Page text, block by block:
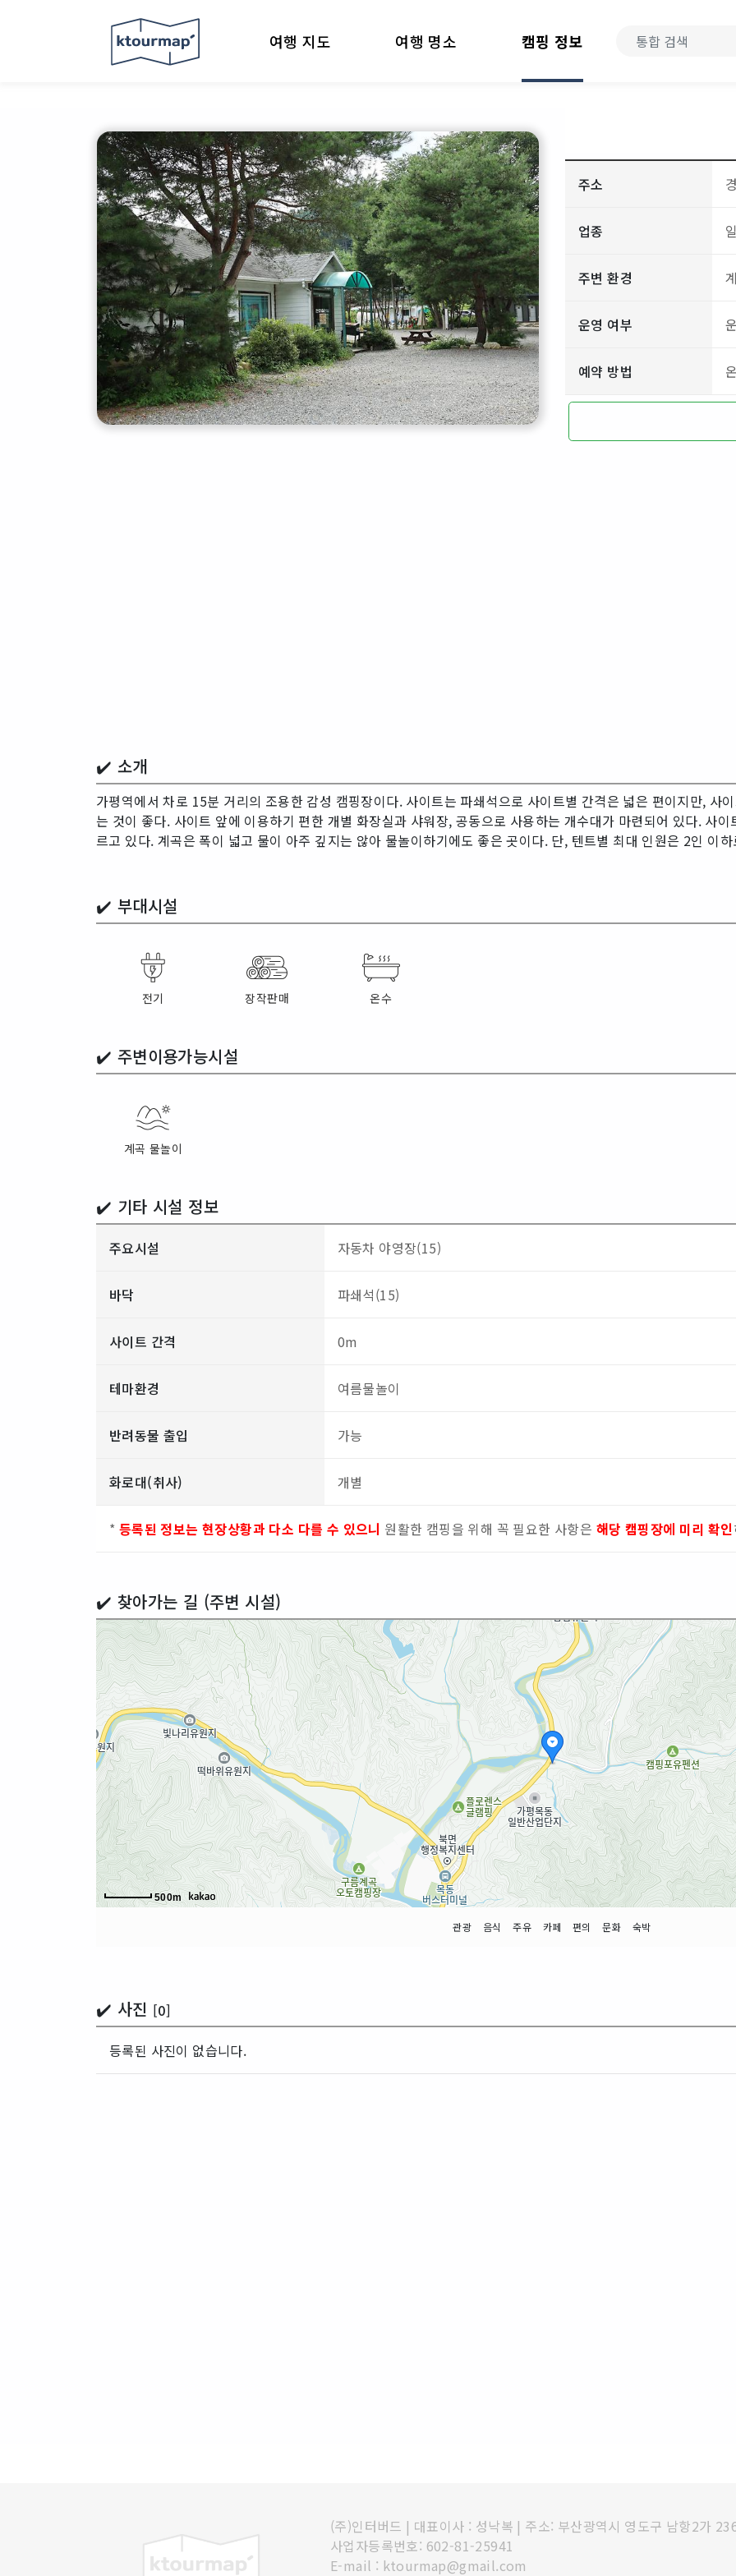
여행 지도 여행 명소 캠핑 정보
주소
업종
주변 환경
운영 여부
예약 방법
✔️ 소개
가평역에서 차로 15분 거리의 조용한 감성 캠핑장이다. 사이트는 파쇄석으로 사이트별 간격은 넓은 편이지만, 사
는 것이 좋다. 사이트 앞에 이용하기 편한 개별 화장실과 샤워장, 공동으로 사용하는 개수대가 마련되어 있다. 사
르고 있다. 계곡은 폭이 넓고 물이 아주 깊지는 않아 물놀이하기에도 좋은 곳이다. 단, 텐트별 최대 인원은 2인 이
✔️ 부대시설
전기 장작판매 온수
✔️ 주변이용가능시설
계곡 물놀이
✔️ 기타 시설 정보
주요시설 자동차 야영장(15)
바닥 파쇄석(15)
사이트 간격 0m
테마환경 여름물놀이
반려동물 출입 가능
화로대(취사) 개별
* 등록된 정보는 현장상황과 다소 다를 수 있으니 원활한 캠핑을 위해 꼭 필요한 사항은 해당 캠핑장에 미리 확인
✔️ 찾아가는 길 (주변 시설)
500m
관광 음식 주유 카페 편의 문화 숙박
✔️ 사진 [0]
등록된 사진이 없습니다.
(주)인터버드 | 대표이사 : 성낙복 | 주소: 부산광역시 영도구 남항2가
사업자등록번호: 602-81-25941
E-mail : ktourmap@gmail.com